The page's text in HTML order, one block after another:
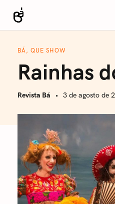
i
Revista Bá
BÁ, QUE SHOW
Rainhas
Revista Bá 3 de agosto de